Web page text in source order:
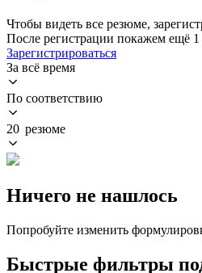
Чтобы видеть все резюме,
После регистрации покажем ещё
Зарегистрироваться
За всё время
По соответствию
20 резюме
Ничего не нашлось
Попробуйте изменить
Быстрые фильтры